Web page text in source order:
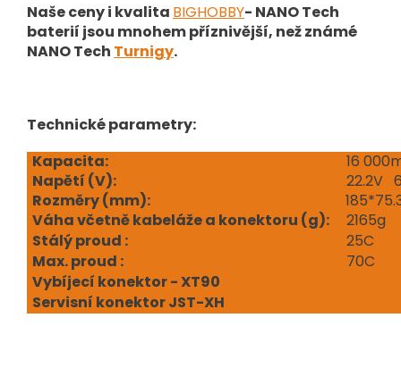
Naše ceny i kvalita BIGHOBBY- NANO Tech
baterií jsou mnohem příznivější, než známé
NANO Tech Turnigy.
Technické parametry:
Kapacita:
16
Napětí (V):
22.2V
Rozměry (mm):
Váha včetně kabeláže a konektoru (g):
2165g
Stálý proud :
25C
Max. proud :
70C
Vybíjecí konektor - XT90
Servisní konektor JST-XH